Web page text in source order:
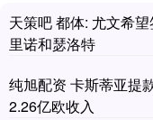
天策吧 都体: 尤文希
里诺和瑟洛特
纯旭配资 卡斯蒂亚提
2.26亿欧收入